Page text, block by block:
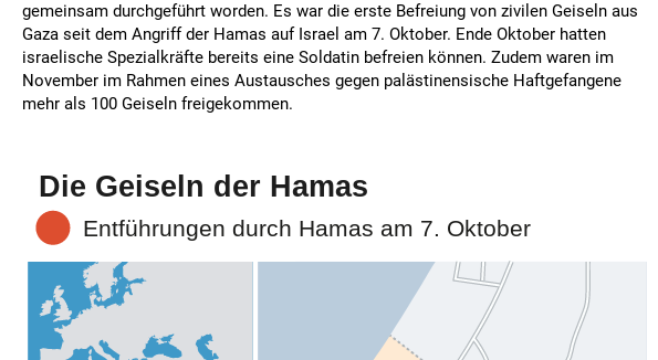
gemeinsam durchgeführt worden. Es war die erste Befreiung von zivilen Geiseln aus
Gaza seit dem Angriff der Hamas auf Israel am 7. Oktober. Ende Oktober hatten
israelische Spezialkräfte bereits eine Soldatin befreien können. Zudem waren im
November im Rahmen eines Austausches gegen palästinensische Haftgefangene
mehr als 100 Geiseln freigekommen.